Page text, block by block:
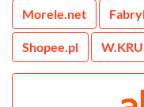
Morele.net
Shopee.pl